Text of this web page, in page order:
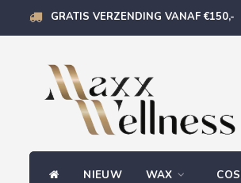
GRATIS VERZENDING VANAF €150,-
NIEUW WAX